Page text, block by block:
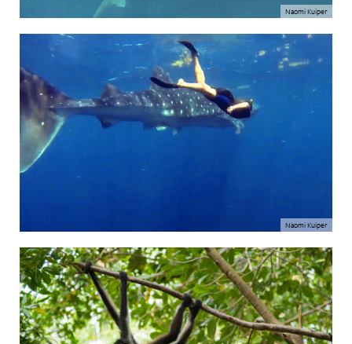
Naomi Kuiper
Naomi Kuiper